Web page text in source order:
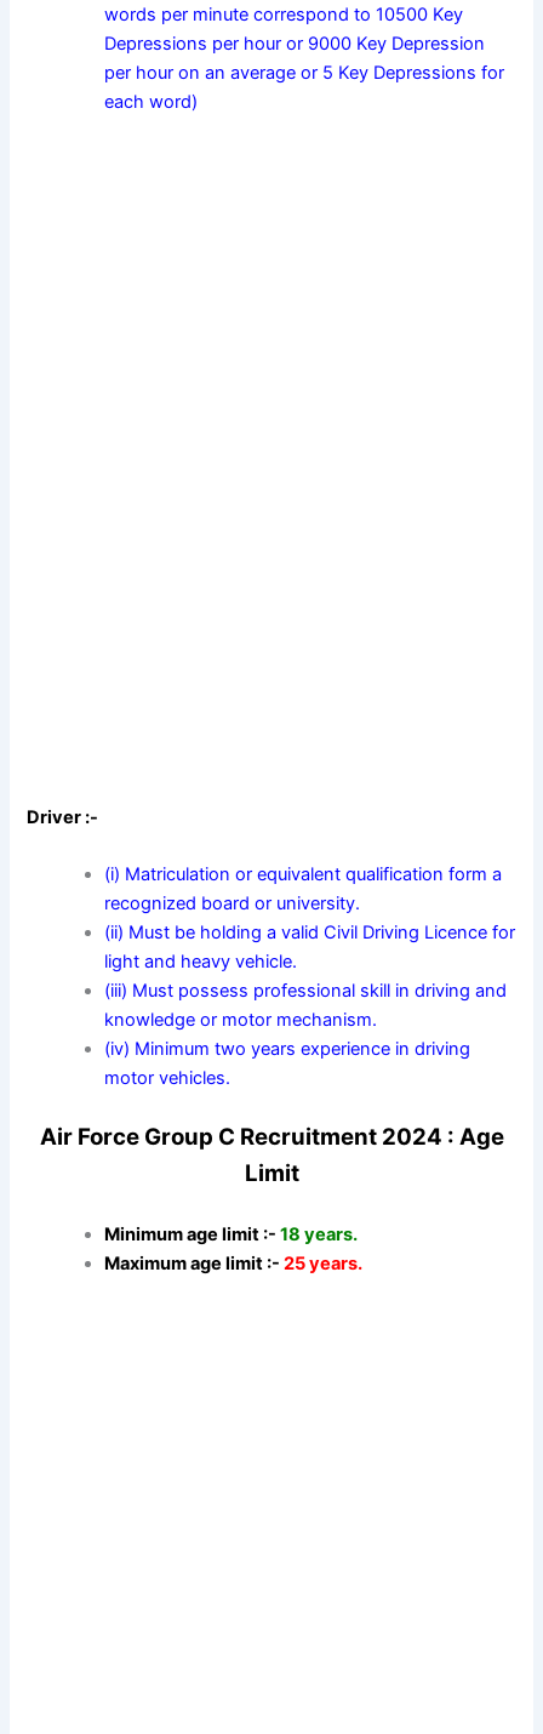
words per minute correspond to 10500 Key
Depressions per hour or 9000 Key Depression
per hour on an average or 5 Key Depressions for
each word)
Driver :-
(i) Matriculation or equivalent qualification form a
recognized board or university.
(ii) Must be holding a valid Civil Driving Licence for
light and heavy vehicle.
(iii) Must possess professional skill in driving and
knowledge or motor mechanism.
(iv) Minimum two years experience in driving
motor vehicles.
Air Force Group C Recruitment 2024 : Age
Limit
Minimum age limit :- 18 years.
Maximum age limit :-25 years.